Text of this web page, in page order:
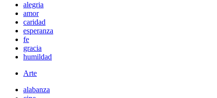
alegria
amor
caridad
esperanza
fe
gracia
humildad
Arte
alabanza